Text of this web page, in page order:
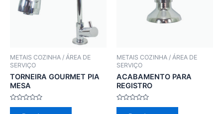
METAIS COZINHA / ÁREA DE
SERVIÇO
TORNEIRA GOURMET PIA
MESA
Rated
METAIS COZINHA / ÁREA DE
SERVIÇO
ACABAMENTO PARA
REGISTRO
Rated